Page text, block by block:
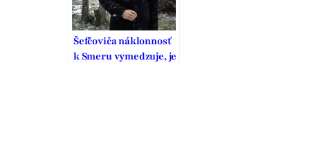
Šefčoviča náklonnosť
k Smeru vymedzuje, je